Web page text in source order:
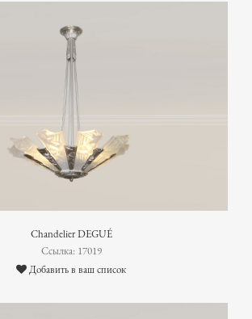
Chandelier DEGUÉ
Ссылка: 17019
Добавить в ваш список